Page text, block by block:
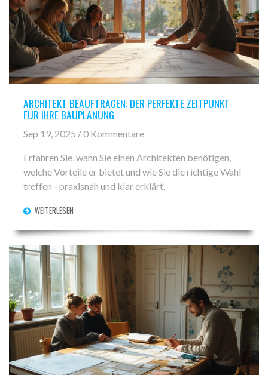
ARCHITEKT BEAUFTRAGEN: DER PERFEKTE ZEITPUNKT
FÜR IHRE BAUPLANUNG
Sep 19, 2025 / 0 Kommentare
Erfahren Sie, wann Sie einen Architekten benötigen,
welche Vorteile er bietet und wie Sie die richtige Wahl
treffen - praxisnah und klar erklärt.
WEITERLESEN